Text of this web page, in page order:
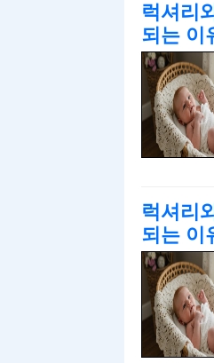
럭셔리
되는 이
럭셔리
되는 이